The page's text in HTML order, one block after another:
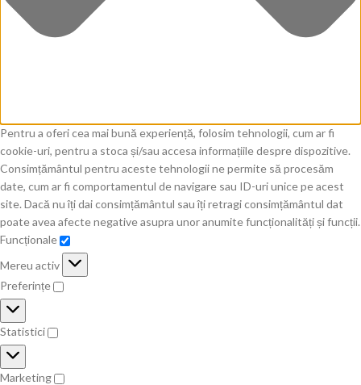
Pentru a oferi cea mai bună experiență, folosim tehnologii, cum ar fi
cookie-uri, pentru a stoca și/sau accesa informațiile despre dispozitive.
Consimțământul pentru aceste tehnologii ne permite să procesăm
date, cum ar fi comportamentul de navigare sau ID-uri unice pe acest
site. Dacă nu îți dai consimțământul sau îți retragi consimțământul dat
poate avea afecte negative asupra unor anumite funcționalități și funcții.
Funcționale
Mereu activ
Preferințe
Statistici
Marketing